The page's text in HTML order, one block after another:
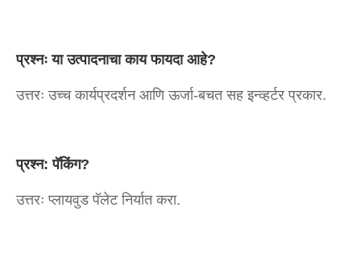
प्रश्नः या उत्पादनाचा काय फायदा आहे?
उत्तरः उच्च कार्यप्रदर्शन आणि ऊर्जा-बचत सह इन्व्हर्टर प्रकार.
प्रश्न: पॅकिंग?
उत्तरः प्लायवुड पॅलेट निर्यात करा.